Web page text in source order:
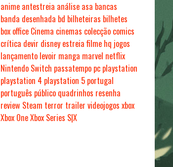
anime antestreia análise asa bancas
banda desenhada bd bilheteiras bilhetes
box office Cinema cinemas colecção comics
crítica devir disney estreiafilme hq jogos
lançamento levoir manga marvel netflix
Nintendo Switch passatempo pc playstation
playstation 4 playstation 5 portugal
português público quadrinhos resenha
review Steam terror trailer videojogos xbox
Xbox OneXbox Series S|X